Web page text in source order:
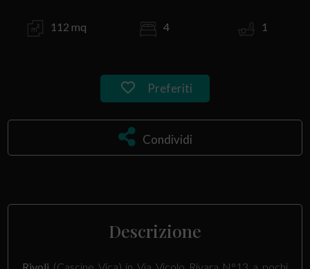
112 mq 4 1
Preferiti
Condividi
Descrizione